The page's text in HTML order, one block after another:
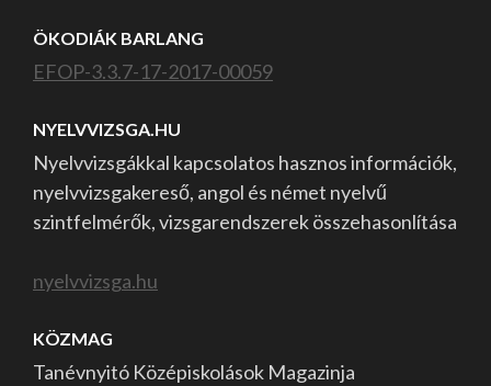
ÖKODIÁK BARLANG
EFOP-3.3.7-17-2017-00059
NYELVVIZSGA.HU
Nyelvvizsgákkal kapcsolatos hasznos információk,
nyelvvizsgakereső, angol és német nyelvű
szintfelmérők, vizsgarendszerek összehasonlítása
nyelvvizsga.hu
KÖZMAG
Tanévnyitó Középiskolások Magazinja